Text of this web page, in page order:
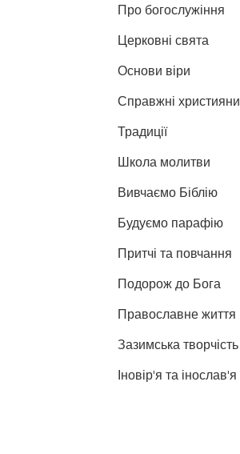
Про богослужіння
Церковні свята
Основи віри
Справжні християни
Традиції
Школа молитви
Вивчаємо Біблію
Будуємо парафію
Притчі та повчання
Подорож до Бога
Православне життя
Зазимська творчість
Іновір'я та інослав'я